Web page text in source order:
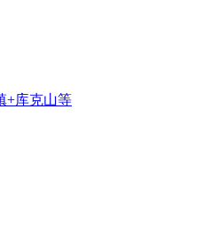
+库克山等